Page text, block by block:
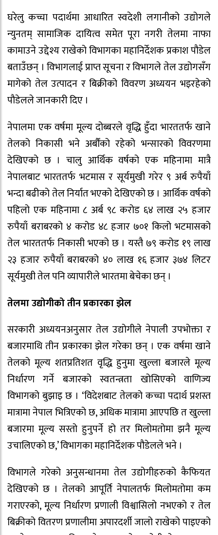
घरेलु कच्चा पदार्थमा आधारित स्वदेशी लगानीको उद्योगले
न्युनतम् सामाजिक दायित्व समेत पूरा नगरी तेलमा नाफा
कामाउने उद्देश्य राखेको विभागका महानिर्देशक प्रकाश पौडेल
बताउँछन् । विभागलाई प्राप्त सूचना र विभागले तेल उद्योगसँग
मागेको तेल उत्पादन र बिक्रीको विवरण अध्ययन भइरहेको
पौडेलले जानकारी दिए ।
नेपालमा एक वर्षमा मूल्य दोब्बरले वृद्धि हुँदा भारततर्फ खाने
तेलको निकासी भने अर्बौंको रहेको भन्सारको विवरणमा
देखिएको छ । चालु आर्थिक वर्षको एक महिनामा मात्रै
नेपालबाट भारततर्फ भटमास र सूर्यमुखी गरेर ९ अर्ब रुपैयाँ
भन्दा बढीको तेल निर्यात भएको देखिएको छ । आर्थिक वर्षको
पहिलो एक महिनामा ८ अर्ब ९८ करोड ६४ लाख २५ हजार
रुपैयाँ बराबरको ४ करोड ४८ हजार ७०१ किलो भटमासको
तेल भारततर्फ निकासी भएको छ । यस्तै ७९ करोड १९ लाख
२३ हजार रुपैयाँ बराबरको ४० लाख १६ हजार ३७४ लिटर
सूर्यमुखी तेल पनि व्यापारीले भारतमा बेचेका छन् ।
तेलमा उद्योगीको तीन प्रकारका झेल
सरकारी अध्ययनअनुसार तेल उद्योगीले नेपाली उपभोक्ता र
बजारमाथि तीन प्रकारका झेल गरेका छन् । एक वर्षमा खाने
तेलको मूल्य शतप्रतिशत वृद्धि हुनुमा खुल्ला बजारले मूल्य
निर्धारण गर्ने बजारको स्वतन्त्रता खोसिएको वाणिज्य
विभागको बुझाइ छ । ‘विदेशबाट तेलको कच्चा पदार्थ प्रशस्त
मात्रामा नेपाल भित्रिएको छ, अधिक मात्रामा आएपछि त खुल्ला
बजारमा मूल्य सस्तो हुनुपर्ने हो तर मिलोमतोमा झनै मूल्य
उचालिएको छ,’ विभागका महानिर्देशक पौडेलले भने ।
विभागले गरेको अनुसन्धानमा तेल उद्योगीहरुको कैफियत
देखिएको छ । तेलको आपूर्ति नेपालतर्फ मिलोमतोमा कम
गराएरको, मूल्य निर्धारण प्रणाली विश्वासिलो नभएको र तेल
बिक्रीको वितरण प्रणालीमा अपारदर्शी जालो राखेको पाइएको